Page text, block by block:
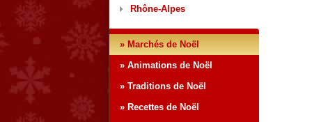
Rhône-Alpes
» Marchés de Noël
» Animations de Noël
» Traditions de Noël
» Recettes de Noël